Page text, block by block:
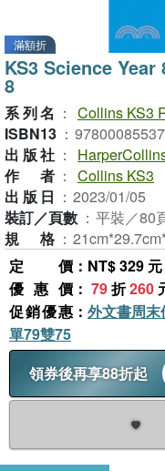
滿額折
KS3 Science
8
系列名 ： Collins KS3
ISBN13 ：
出版社 ：
作者 ： Collins KS3
出版日 ： 2023/01/05
裝訂／頁數 ： 平裝／80
規格 ：
定價 ：NT$ 329 元
優惠價 ： 79折260
促銷優惠 ： 外文書周末
單79雙75
領券後再享88折起